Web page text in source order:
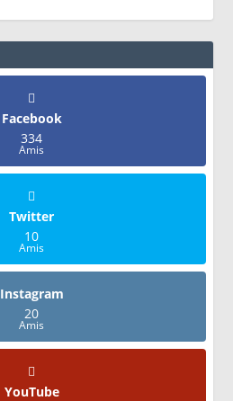
Facebook
334
Amis
Twitter
10
Amis
Instagram
20
Amis
YouTube